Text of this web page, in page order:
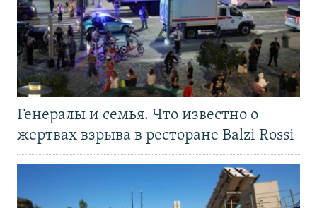
Генералы и семья. Что известно о
жертвах взрыва в ресторане Balzi Rossi